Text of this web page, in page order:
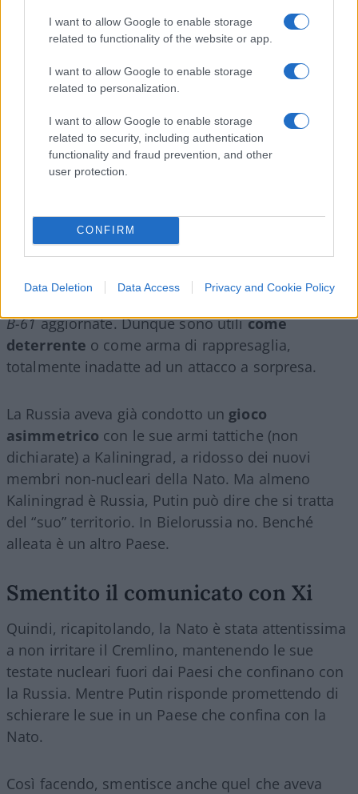
I want to allow Google to enable storage
related to functionality of the website or app.
I want to allow Google to enable storage
related to personalization.
I want to allow Google to enable storage
related to security, including authentication
functionality and fraud prevention, and other
user protection.
CONFIRM
Data Deletion Data Access Privacy and Cookie Policy
perché nessuno le intende come arma da fine del
mondo.
Su questo aspetto, la Nato è statamolto attenta
a non irritare la Russia
americane, dopo la Guerra Fredda, sono diminuite
drasticamente, da circa 11.000 alle 200 attuali.
Nessun Paese in cui sono depositate confina con
Nessuna testata nucleare è montata su un missile
pronto all’uso e capace di raggiungere il territorio
B-61aggiornate. Dunque sono utilicome
deterrente o come arma di rappresaglia,
totalmente inadatte ad un attacco a sorpresa.
La Russia aveva già condotto un gioco
asimmetrico con le sue armi tattiche (non
dichiarate) a Kaliningrad, a ridosso dei nuovi
membri non-nucleari della Nato. Ma almeno
Kaliningrad è Russia, Putin può dire che si tratta
del “suo” territorio. In Bielorussia no. Benché
alleata è un altro Paese.
Smentito il comunicato con Xi
Quindi, ricapitolando, la Nato è stata attentissima
a non irritare il Cremlino, mantenendo le sue
testate nucleari fuori dai Paesi che confinano con
la Russia. Mentre Putin risponde promettendo di
schierare le sue in un Paese che confina con la
Nato.
Così facendo, smentisce anche quel che aveva